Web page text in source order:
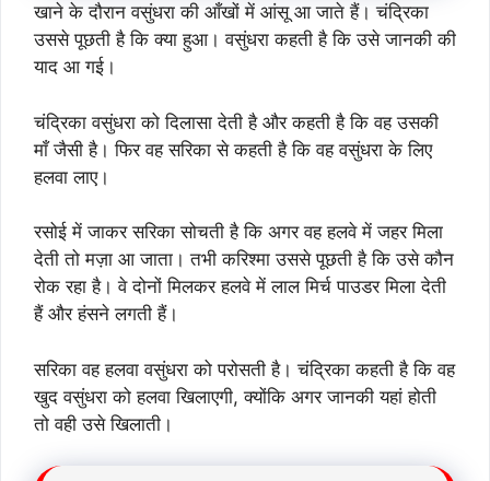
खाने के दौरान वसुंधरा की आँखों में आंसू आ जाते हैं। चंद्रिका
उससे पूछती है कि क्या हुआ। वसुंधरा कहती है कि उसे जानकी की
याद आ गई।
चंद्रिका वसुंधरा को दिलासा देती है और कहती है कि वह उसकी
माँ जैसी है। फिर वह सरिका से कहती है कि वह वसुंधरा के लिए
हलवा लाए।
रसोई में जाकर सरिका सोचती है कि अगर वह हलवे में जहर मिला
देती तो मज़ा आ जाता। तभी करिश्मा उससे पूछती है कि उसे कौन
रोक रहा है। वे दोनों मिलकर हलवे में लाल मिर्च पाउडर मिला देती
हैं और हंसने लगती हैं।
सरिका वह हलवा वसुंधरा को परोसती है। चंद्रिका कहती है कि वह
खुद वसुंधरा को हलवा खिलाएगी, क्योंकि अगर जानकी यहां होती
तो वही उसे खिलाती।